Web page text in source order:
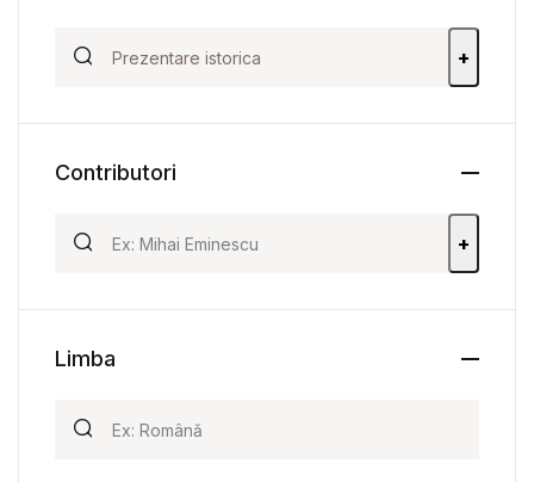
+
Contributori
+
Limba